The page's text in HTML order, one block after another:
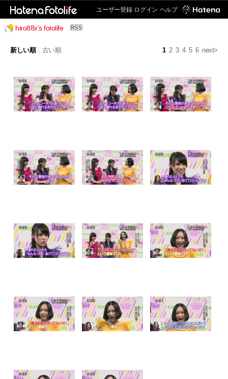
ユーザー登録 ログイン ヘルプ
hiro88x's fotolife
1 2 3 4 5 6 next>
新しい順 古い順